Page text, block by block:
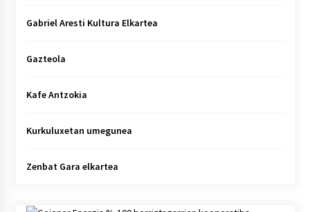
Gabriel Aresti Kultura Elkartea
Gazteola
Kafe Antzokia
Kurkuluxetan umegunea
Zenbat Gara elkartea